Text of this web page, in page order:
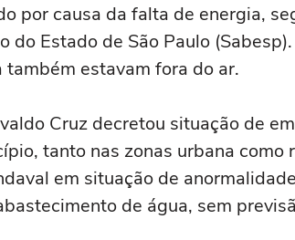
por causa da falta de energia,
do Estado de São Paulo
estavam fora do ar.
Cruz decretou situação de
tanto nas zonas urbana
em situação de
de água, sem